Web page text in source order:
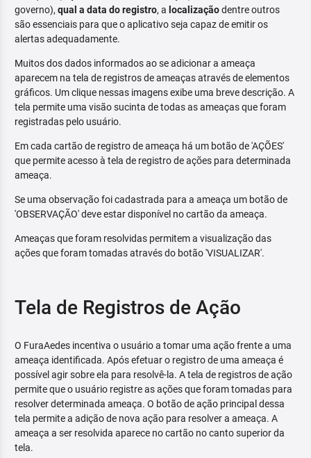
governo), qual a data do registro, a localizaçãodentre outros
são essenciais para que o aplicativo seja capaz de emitir os
alertas adequadamente.
Muitos dos dados informados ao se adicionar a ameaça
aparecem na tela de registros de ameaças através de elementos
gráficos. Um clique nessas imagens exibe uma breve descrição. A
tela permite uma visão sucinta de todas as ameaças que foram
registradas pelo usuário.
Em cada cartão de registro de ameaça há um botão de 'AÇÕES'
que permite acesso à tela de registro de ações para determinada
ameaça.
Se uma observação foi cadastrada para a ameaça um botão de
'OBSERVAÇÃO' deve estar disponível no cartão da ameaça.
Ameaças que foram resolvidas permitem a visualização das
ações que foram tomadas através do botão 'VISUALIZAR'.
Tela de Registros de Ação
O FuraAedes incentiva o usuário a tomar uma ação frente a uma
ameaça identificada. Após efetuar o registro de uma ameaça é
possível agir sobre ela para resolvê-la. A tela de registros de ação
permite que o usuário registre as ações que foram tomadas para
resolver determinada ameaça. O botão de ação principal dessa
tela permite a adição de nova ação para resolver a ameaça. A
ameaça a ser resolvida aparece no cartão no canto superior da
tela.